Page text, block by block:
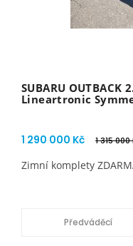
SUBARU OUTBACK
Lineartronic
1 290 000 Kč 1 315 000
Zimní komplety
Předváděcí